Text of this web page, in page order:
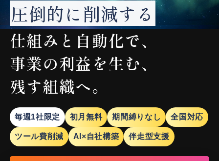
圧倒的に削減する
仕組みと自動化で、
事業の利益を生む、
残す組織へ。
毎週1社限定 初月無料 期間縛りなし 全国対応
ツール費削減 AI×自社構築 伴走型支援